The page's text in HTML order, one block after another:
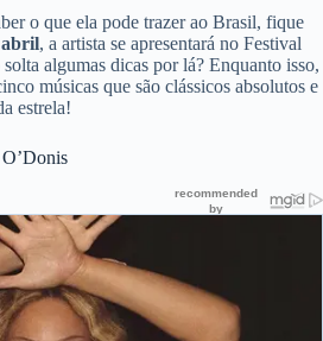
o que ela pode trazer ao Brasil, fique
abril, a artista se apresentará no Festival
algumas dicas por lá? Enquanto isso,
músicas que são clássicos absolutos e
estrela!